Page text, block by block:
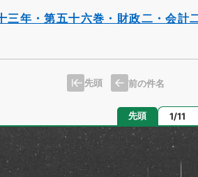
年・第五十六巻・財政二・会計
先頭 前の件名
先頭 ページ